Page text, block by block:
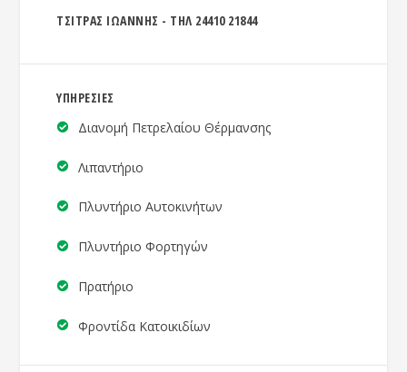
ΤΣΙΤΡΑΣ ΙΩΑΝΝΗΣ - ΤΗΛ 24410 21844
ΥΠΗΡΕΣΙΕΣ
Διανομή Πετρελαίου Θέρμανσης
Λιπαντήριο
Πλυντήριο Αυτοκινήτων
Πλυντήριο Φορτηγών
Πρατήριο
Φροντίδα Κατοικιδίων